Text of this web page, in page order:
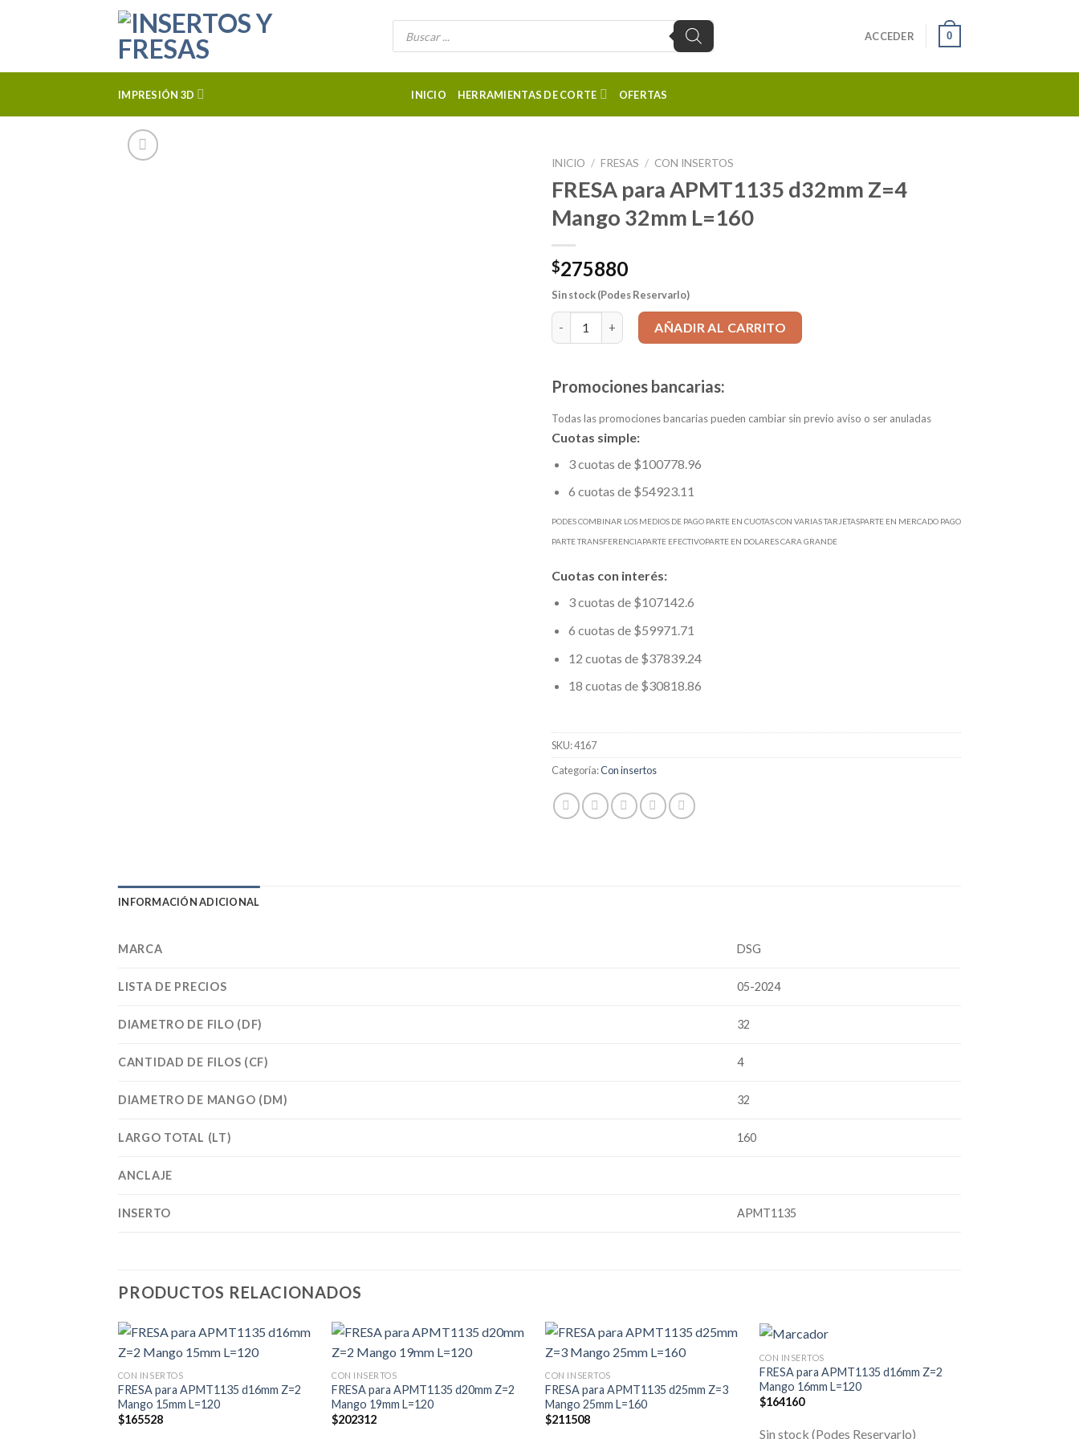
Búsqueda
ACCEDER 0
IMPRESIÓN 3D INICIO HERRAMIENTAS DE CORTE OFERTAS
INICIO / FRESAS / CON INSERTOS
FRESA para APMT1135 d32mm Z=4
Mango 32mm L=160
$275880
Sin stock (Podes Reservarlo)
FRESA para APMT1135 d32mm Z=4 Mango 32mm L=160 cantidad
AÑADIR AL CARRITO
Promociones bancarias:
Todas las promociones bancarias pueden cambiar sin previo aviso o ser anuladas
Cuotas simple:
3 cuotas de $100778.96
6 cuotas de $54923.11
PODES COMBINAR LOS MEDIOS DE PAGO PARTE EN CUOTAS CON VARIAS TARJETASPARTE EN MERCADO PAGO
PARTE TRANSFERENCIAPARTE EFECTIVOPARTE EN DOLARES CARA GRANDE
Cuotas con interés:
3 cuotas de $107142.6
6 cuotas de $59971.71
12 cuotas de $37839.24
18 cuotas de $30818.86
SKU:4167
Categoría:Con insertos
INFORMACIÓN ADICIONAL
MARCA DSG
LISTA DE PRECIOS 05-2024
DIAMETRO DE FILO (DF) 32
CANTIDAD DE FILOS (CF) 4
DIAMETRO DE MANGO (DM) 32
LARGO TOTAL (LT) 160
ANCLAJE
INSERTO APMT1135
PRODUCTOS RELACIONADOS
CON INSERTOS
FRESA para APMT1135 d16mm Z=2
Mango 15mm L=120
$165528
CON INSERTOS
FRESA para APMT1135 d20mm Z=2
Mango 19mm L=120
$202312
CON INSERTOS
FRESA para APMT1135 d25mm Z=3
Mango 25mm L=160
$211508
CON INSERTOS
FRESA para APMT1135 d16mm Z=2
Mango 16mm L=120
$164160
Sin stock (Podes Reservarlo)